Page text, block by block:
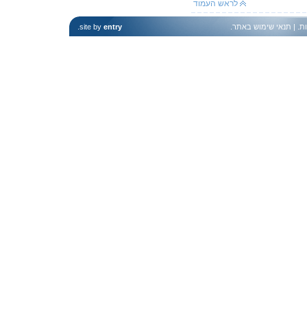
לראש העמוד
site by entry . | תנאי שימוש באתר